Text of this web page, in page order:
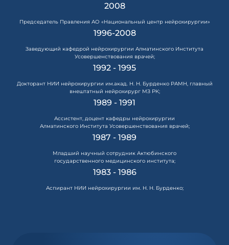
2008
Председатель Правления АО «Национальный центр нейрохирургии»
1996-2008
Заведующий кафедрой нейрохирургии Алматинского Института
Усовершенствования врачей;
1992 - 1995
Докторант НИИ нейрохирургии им.акад. Н. Н. Бурденко РАМН, главный
внештатный нейрохирург МЗ РК;
1989 - 1991
Ассистент, доцент кафедры нейрохирургии
Алматинского Института Усовершенствования врачей;
1987 - 1989
Младший научный сотрудник Актюбинского
государственного медицинского института;
1983 - 1986
Аспирант НИИ нейрохирургии им. Н. Н. Бурденко;